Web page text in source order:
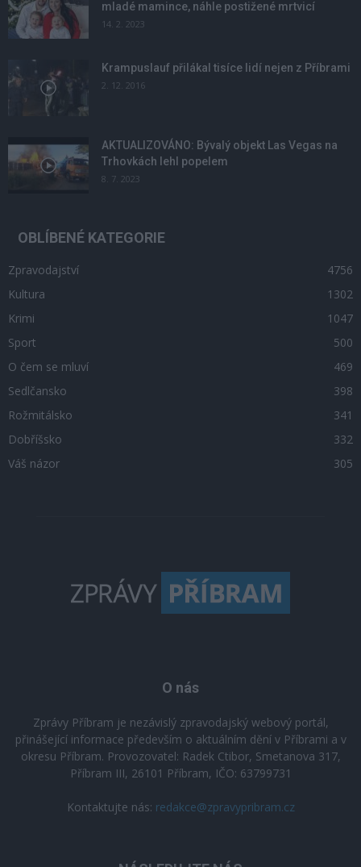
mladé mamince, náhle postižené mrtvicí
14. 2. 2023
Krampuslauf přilákal tisíce lidí nejen z Příbrami
2. 12. 2016
AKTUALIZOVÁNO: Bývalý objekt Las Vegas na
Trhovkách lehl popelem
8. 7. 2023
OBLÍBENÉ KATEGORIE
Zpravodajství
4756
Kultura
1302
Krimi
1047
Sport
500
O čem se mluví
469
Sedlčansko
398
Rožmitálsko
341
Dobříšsko
332
Váš názor
305
O nás
Zprávy Příbram je nezávislý zpravodajský webový portál,
přinášející informace především o aktuálním dění v Příbrami a v
okresu Příbram. Provozovatel: Radek Ctibor, Smetanova 317,
Příbram III, 26101 Příbram, IČO: 63799731
Kontaktujte nás: redakce@zpravypribram.cz